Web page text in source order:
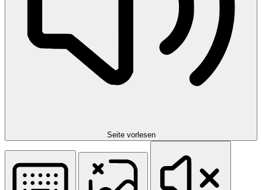
Seite vorlesen